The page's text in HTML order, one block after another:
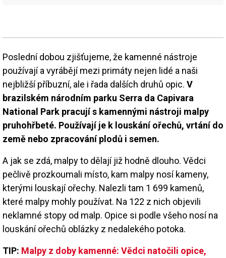
Poslední dobou zjišťujeme, že kamenné nástroje
používají a vyrábějí mezi primáty nejen lidé a naši
nejbližší příbuzní, ale i řada dalších druhů opic. V
brazilském národním parku Serra da Capivara
National Park pracují s kamennými nástroji malpy
pruhohřbeté. Používají je k louskání ořechů, vrtání do
země nebo zpracování plodů i semen.
A jak se zdá, malpy to dělají již hodně dlouho. Vědci
pečlivě prozkoumali místo, kam malpy nosí kameny,
kterými louskají ořechy. Nalezli tam 1 699 kamenů,
které malpy mohly používat. Na 122 z nich objevili
neklamné stopy od malp. Opice si podle všeho nosí na
louskání ořechů oblázky z nedalekého potoka.
TIP: Malpy z doby kamenné: Vědci natočili opice,